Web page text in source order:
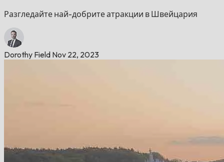
Разгледайте най-добрите атракции в Швейцария
Dorothy Field Nov 22, 2023